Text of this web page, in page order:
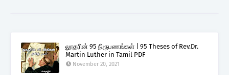
லூதரின் 95 நிரூபணங்கள் | 95 Theses of Rev.Dr.
Martin Luther in Tamil PDF
November 20, 2021